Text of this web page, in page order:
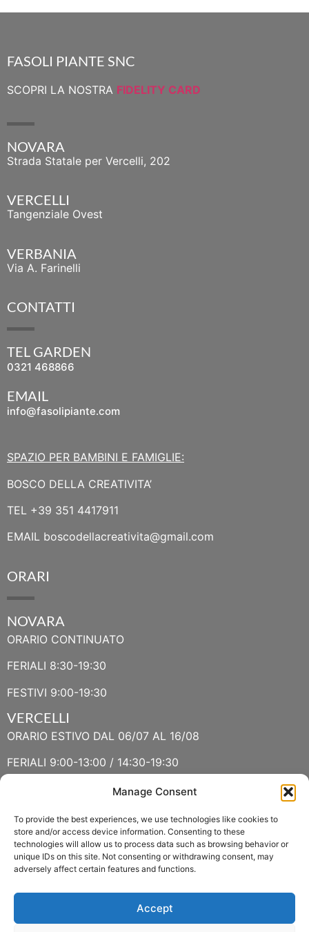
Manage Consent
To provide the best experiences, we use technologies like cookies to
store and/or access device information. Consenting to these
technologies will allow us to process data such as browsing behavior or
unique IDs on this site. Not consenting or withdrawing consent, may
adversely affect certain features and functions.
Accept
FASOLI PIANTE SNC
SCOPRI LA NOSTRA FIDELITY CARD
NOVARA
Strada Statale per Vercelli, 202
VERCELLI
Tangenziale Ovest
VERBANIA
Via A. Farinelli
CONTATTI
TEL GARDEN
0321 468866
EMAIL
info@fasolipiante.com
SPAZIO PER BAMBINI E FAMIGLIE:
BOSCO DELLA CREATIVITA’
TEL +39 351 4417911
EMAIL boscodellacreativita@gmail.com
ORARI
NOVARA
ORARIO CONTINUATO
FERIALI 8:30-19:30
FESTIVI 9:00-19:30
VERCELLI
ORARIO ESTIVO DAL 06/07 AL 16/08
FERIALI 9:00-13:00 / 14:30-19:30
FESTIVI 9:30-13:00 / 14:30-19:30
VERBANIA
ORARIO ESTIVO LUGLIO E AGOSTO
FERIALI 8:30-13:00 / 15:00-19:00
FESTIVI 8:30-12:30